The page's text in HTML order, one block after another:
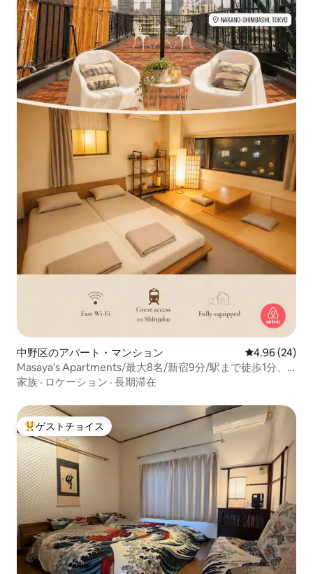
中野区のアパート・マンション レビュー24
4.96 (24)
Masaya's Apartments/最大8名/新宿9分/駅まで徒歩1分、
新宿9分/渋谷18分/駅。
家族 · ロケーション · 長期滞在
大好評のゲストチョイスです。
ゲストチョイス